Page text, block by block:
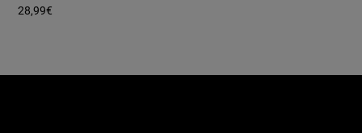
28,99€